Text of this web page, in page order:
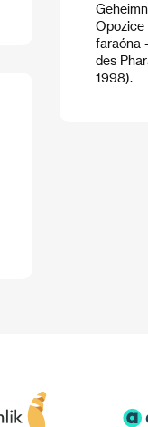
Opozice
faraóna
des
1998).